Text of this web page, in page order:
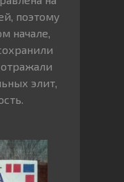
поэтому
начале,
элит,